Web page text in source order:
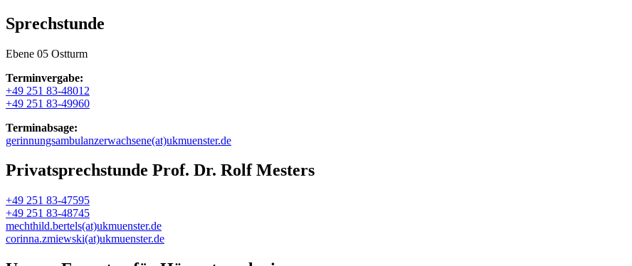
Sprechstunde
Ebene 05 Ostturm
Terminvergabe:
+49 251 83-48012
+49 251 83-49960
Terminabsage:
gerinnungsambulanzerwachsene(at)ukmuenster.de
Privatsprechstunde Prof. Dr. Rolf Mesters
+49 251 83-47595
+49 251 83-48745
mechthild.bertels(at)ukmuenster.de
corinna.zmiewski(at)ukmuenster.de